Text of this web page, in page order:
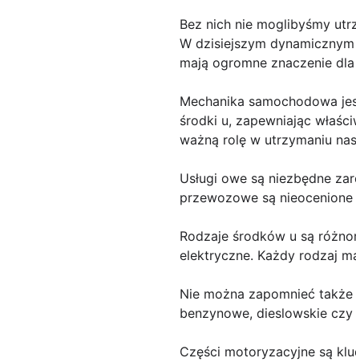
Bez nich nie moglibyśmy
W dzisiejszym
mają ogromne znaczenie
Mechanika samochodowa
środki u, zapewniając
ważną rolę w utrzymaniu
Usługi owe są niezbędne
przewozowe są
Rodzaje środków u są
elektryczne. Każdy rodzaj
Nie można zapomnieć
benzynowe, dieslowskie
Części motoryzacyjne są